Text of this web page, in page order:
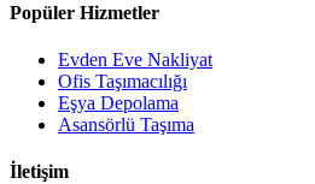
Popüler Hizmetler
Evden Eve Nakliyat
Ofis Taşımacılığı
Eşya Depolama
Asansörlü Taşıma
İletişim